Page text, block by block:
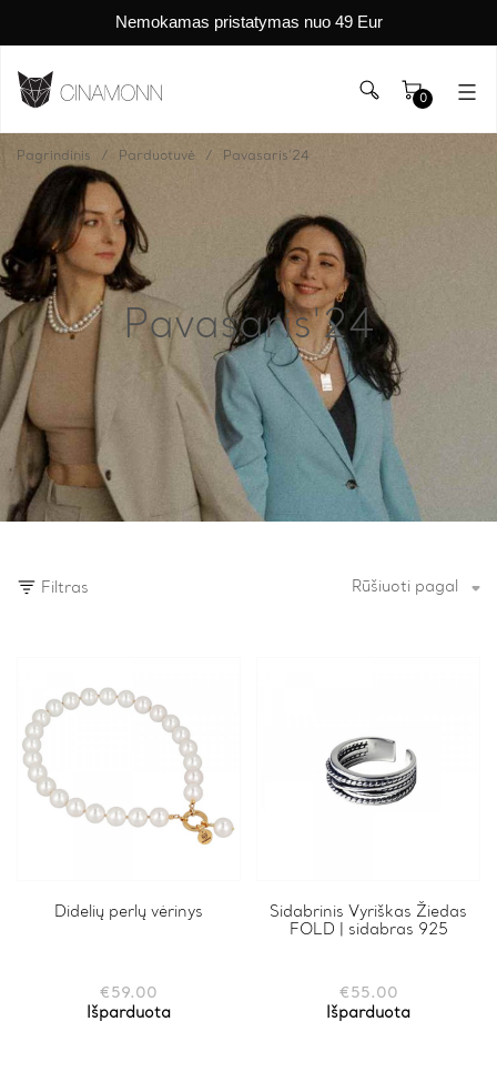
Nemokamas pristatymas nuo 49 Eur
0
Pavasaris'24
Pagrindinis Parduotuvė Pavasaris'24
Filtras Rūšiuoti pagal
Didelių perlų vėrinys
€ 59.00
Išparduota
Sidabrinis Vyriškas Žiedas
FOLD | sidabras 925
€ 55.00
Išparduota